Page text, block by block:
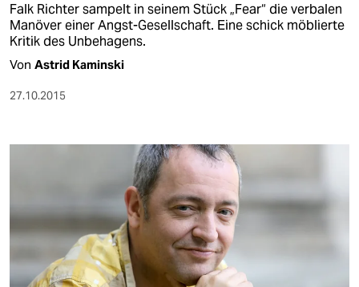
Falk Richter sampelt in seinem Stück „Fear“ die verbalen
Manöver einer Angst-Gesellschaft. Eine schick möblierte
Kritik des Unbehagens.
Von Astrid Kaminski
27.10.2015